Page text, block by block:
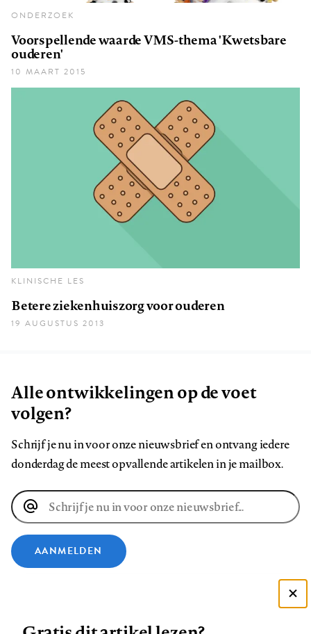
ONDERZOEK
Voorspellende waarde VMS-thema 'Kwetsbare
ouderen'
10 MAART 2015
KLINISCHE LES
Betere ziekenhuiszorg voor ouderen
19 AUGUSTUS 2013
Alle ontwikkelingen op de voet
volgen?
Schrijf je nu in voor onze nieuwsbrief en ontvang iedere
donderdag de meest opvallende artikelen in je mailbox.
E-
mailadres
AANMELDEN
Zie onze cookie policy